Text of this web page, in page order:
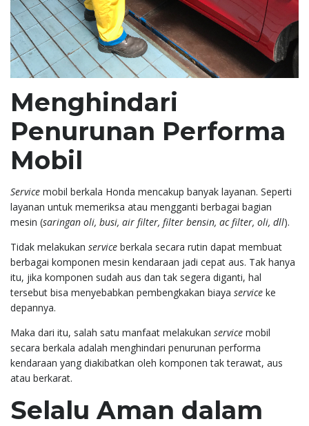
Menghindari
Penurunan Performa
Mobil
Service mobil berkala Honda mencakup banyak layanan. Seperti
layanan untuk memeriksa atau mengganti berbagai bagian
mesin (saringan oli, busi, air filter, filter bensin, ac filter, oli, dll).
Tidak melakukan service berkala secara rutin dapat membuat
berbagai komponen mesin kendaraan jadi cepat aus. Tak hanya
itu, jika komponen sudah aus dan tak segera diganti, hal
tersebut bisa menyebabkan pembengkakan biaya service ke
depannya.
Maka dari itu, salah satu manfaat melakukan service mobil
secara berkala adalah menghindari penurunan performa
kendaraan yang diakibatkan oleh komponen tak terawat, aus
atau berkarat.
Selalu Aman dalam